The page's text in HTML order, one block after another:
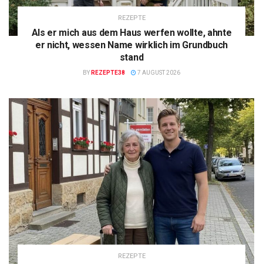
REZEPTE
Als er mich aus dem Haus werfen wollte, ahnte
er nicht, wessen Name wirklich im Grundbuch
stand
BY REZEPTE38 7 AUGUST 2026
REZEPTE